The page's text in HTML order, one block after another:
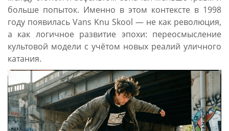
больше попыток. Именно в этом контексте в 1998
году появилась Vans Knu Skool — не как революция,
а как логичное развитие эпохи: переосмысление
культовой модели с учётом новых реалий уличного
катания.